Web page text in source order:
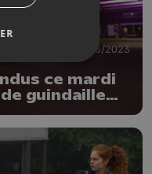
27/06/2023
ce mardi
guindaille